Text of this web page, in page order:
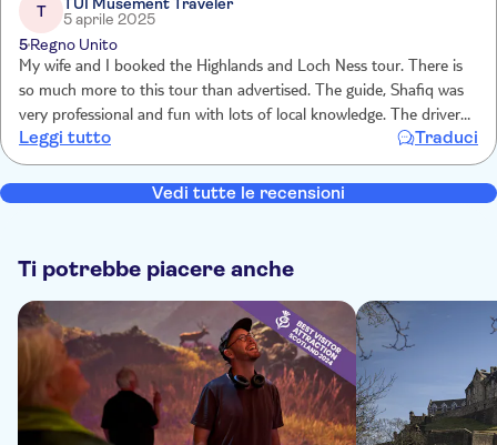
T
5 aprile 2025
5Regno Unito
My wife and I booked the Highlands and Loch Ness tour. There is
so much more to this tour than advertised. The guide, Shafiq was
very professional and fun with lots of local knowledge. The driver
Adam was also excellent. We could not fault this tour, the whole
day was wonderful. Great day out!
Leggi tutto Traduci
Vedi tutte le recensioni
Ti potrebbe piacere anche